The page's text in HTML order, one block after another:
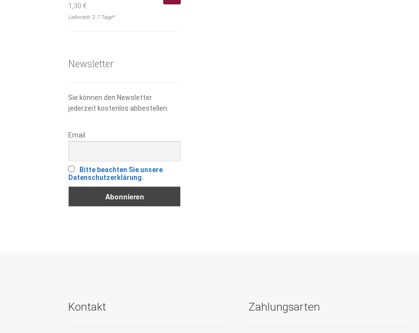
1,30 €Aktueller
Preis
Lieferzeit:2-7 Tage*
Newsletter
Sie können den Newsletter
jederzeit kostenlos abbestellen.
Email
Bitte beachten Sie unsere
Datenschutzerklärung.
Kontakt Zahlungsarten